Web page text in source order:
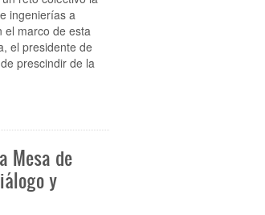
ingenierías a
el marco de esta
el presidente de
prescindir de la
Mesa de
y